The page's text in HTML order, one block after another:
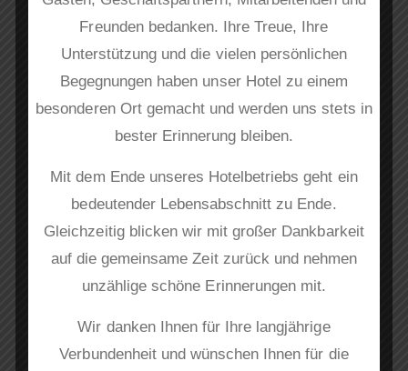
Neueste Kommentare
Es sind keine Kommentare vorhanden.
hKategorien
Freunden bedanken. Ihre Treue, Ihre
Unterstützung und die vielen persönlichen
Begegnungen haben unser Hotel zu einem
besonderen Ort gemacht und werden uns stets in
bester Erinnerung bleiben.
Mit dem Ende unseres Hotelbetriebs geht ein
bedeutender Lebensabschnitt zu Ende.
Gleichzeitig blicken wir mit großer Dankbarkeit
auf die gemeinsame Zeit zurück und nehmen
unzählige schöne Erinnerungen mit.
Wir danken Ihnen für Ihre langjährige
Verbundenheit und wünschen Ihnen für die